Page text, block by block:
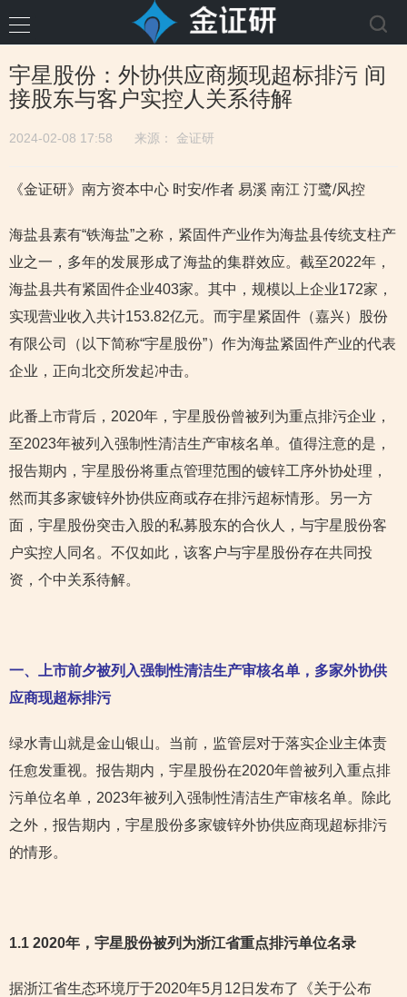
宇星股份：外协供应商频现超标排污 间
接股东与客户实控人关系待解
2024-02-08 17:58 来源： 金证研
《金证研》南方资本中心 时安/作者 易溪 南江 汀鹭/风控
海盐县素有“铁海盐”之称，紧固件产业作为海盐县传统支柱产
业之一，多年的发展形成了海盐的集群效应。截至2022年，
海盐县共有紧固件企业403家。其中，规模以上企业172家，
实现营业收入共计153.82亿元。而宇星紧固件（嘉兴）股份
有限公司（以下简称“宇星股份”）作为海盐紧固件产业的代表
企业，正向北交所发起冲击。
此番上市背后，2020年，宇星股份曾被列为重点排污企业，
至2023年被列入强制性清洁生产审核名单。值得注意的是，
报告期内，宇星股份将重点管理范围的镀锌工序外协处理，
然而其多家镀锌外协供应商或存在排污超标情形。另一方
面，宇星股份突击入股的私募股东的合伙人，与宇星股份客
户实控人同名。不仅如此，该客户与宇星股份存在共同投
资，个中关系待解。
一、上市前夕被列入强制性清洁生产审核名单，多家外协供
应商现超标排污
绿水青山就是金山银山。当前，监管层对于落实企业主体责
任愈发重视。报告期内，宇星股份在2020年曾被列入重点排
污单位名单，2023年被列入强制性清洁生产审核名单。除此
之外，报告期内，宇星股份多家镀锌外协供应商现超标排污
的情形。
1.1 2020年，宇星股份被列为浙江省重点排污单位名录
据浙江省生态环境厅于2020年5月12日发布了《关于公布